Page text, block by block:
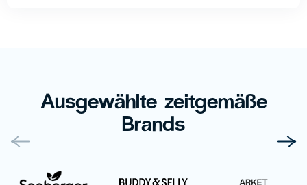
Ausgewählte zeitgemäße
Brands